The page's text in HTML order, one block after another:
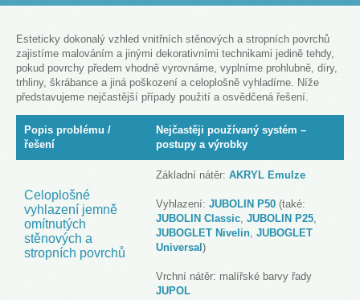
ITALIANO (ITALIAN)
KOSOVA (KOSOVO)
МАКЕДОНСКИ
(MACEDONIAN)
ROMÂNĂ (ROMANIAN)
РУССКИЙ (RUSSIAN)
СРПСКИ (SERBIAN)
SLOVENŠČINA
Esteticky dokonalý vzhled vnitřních stěnových a stropních povrchů
zajistíme malováním a jinými dekorativními technikami jedině tehdy,
pokud povrchy předem vhodně vyrovnáme, vyplníme prohlubně, díry,
trhliny, škrábance a jiná poškození a celoplošně vyhladíme. Níže
představujeme nejčastější případy použití a osvědčená řešení.
Popis problému /
řešení
Nejčastěji používaný systém –
postupy a výrobky
Celoplošné
vyhlazení jemně
omítnutých
stěnových a
stropních povrchů
Základní nátěr: AKRYL Emulze
Vyhlazení: JUBOLIN P50 (také:
JUBOLIN Classic JUBOLIN P25
JUBOGLET Nivelin JUBOGLET
Universal)
Vrchní nátěr: malířské barvy řady
JUPOL